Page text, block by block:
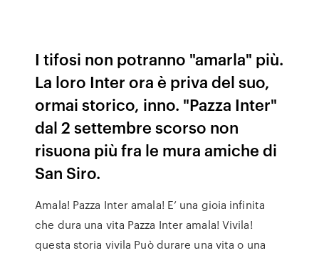
I tifosi non potranno "amarla" più.
La loro Inter ora è priva del suo,
ormai storico, inno. "Pazza Inter"
dal 2 settembre scorso non
risuona più fra le mura amiche di
San Siro.
Amala! Pazza Inter amala! E’ una gioia infinita
che dura una vita Pazza Inter amala! Vivila!
questa storia vivila Può durare una vita o una